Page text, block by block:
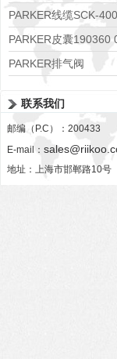
PARKER线缆SCK-
PARKER皮囊190360
PARKER排气阀
联系我们
邮编（P.C）：200433
E-mail：
地址：上海市邯郸路10号